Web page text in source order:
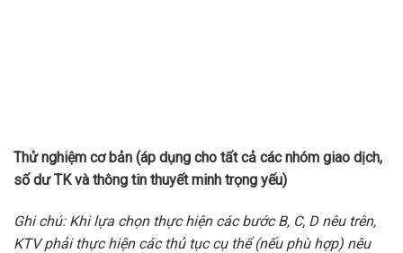
Thử nghiệm cơ bản (áp dụng cho tất cả các nhóm giao dịch,
số dư TK và thông tin thuyết minh trọng yếu)
Ghi chú: Khi lựa chọn thực hiện các bước B, C, D nêu trên,
KTV phải thực hiện các thủ tục cụ thể (nếu phù hợp) nêu